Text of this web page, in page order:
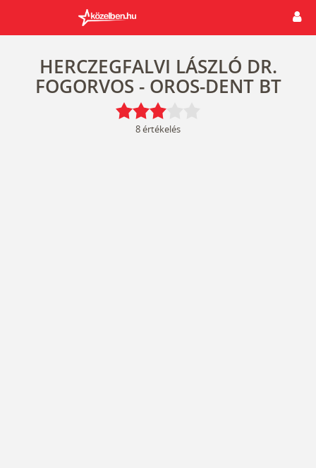
HERCZEGFALVI LÁSZLÓ DR.
FOGORVOS - OROS-DENT BT
8értékelés